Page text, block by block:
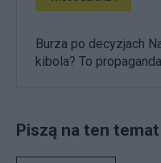
Burza po decyzjach
kibola? To
Piszą na ten temat